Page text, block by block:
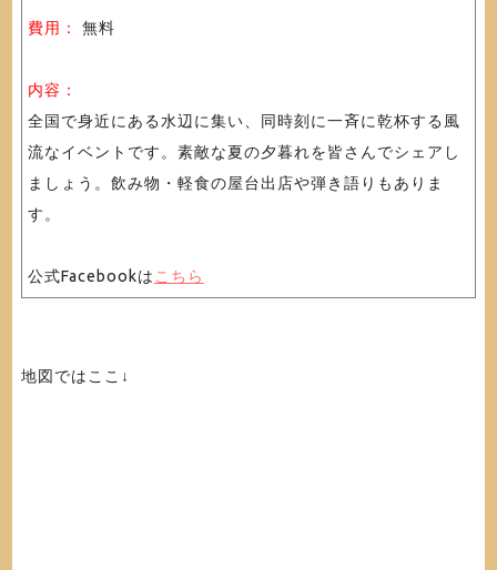
費用： 無料
内容：
全国で身近にある水辺に集い、同時刻に一斉に乾杯する風
流なイベントです。素敵な夏の夕暮れを皆さんでシェアし
ましょう。飲み物・軽食の屋台出店や弾き語りもありま
す。
公式Facebookは こちら
地図ではここ↓